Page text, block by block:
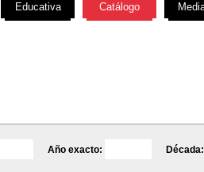
Año exacto: Década:
Educativa Catálogo